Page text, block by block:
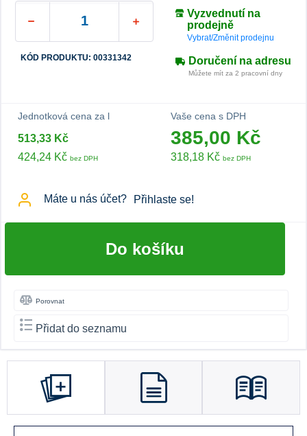
KÓD PRODUKTU: 00331342
Vyzvednutí na
prodejně
Vybrat/Změnit prodejnu
Doručení na adresu
Můžete mít za 2 pracovní dny
Jednotková cena za l
513,33 Kč
424,24 Kč bez DPH
Vaše cena s DPH
385,00 Kč
318,18 Kč bez DPH
Máte u nás účet? Přihlaste se!
Do košíku
Porovnat
Přidat do seznamu